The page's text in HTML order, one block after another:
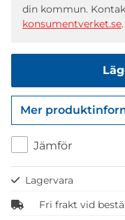
din kommun.
konsumentverket.se.
Mer
Jämför
Lagervara
Fri frakt vid